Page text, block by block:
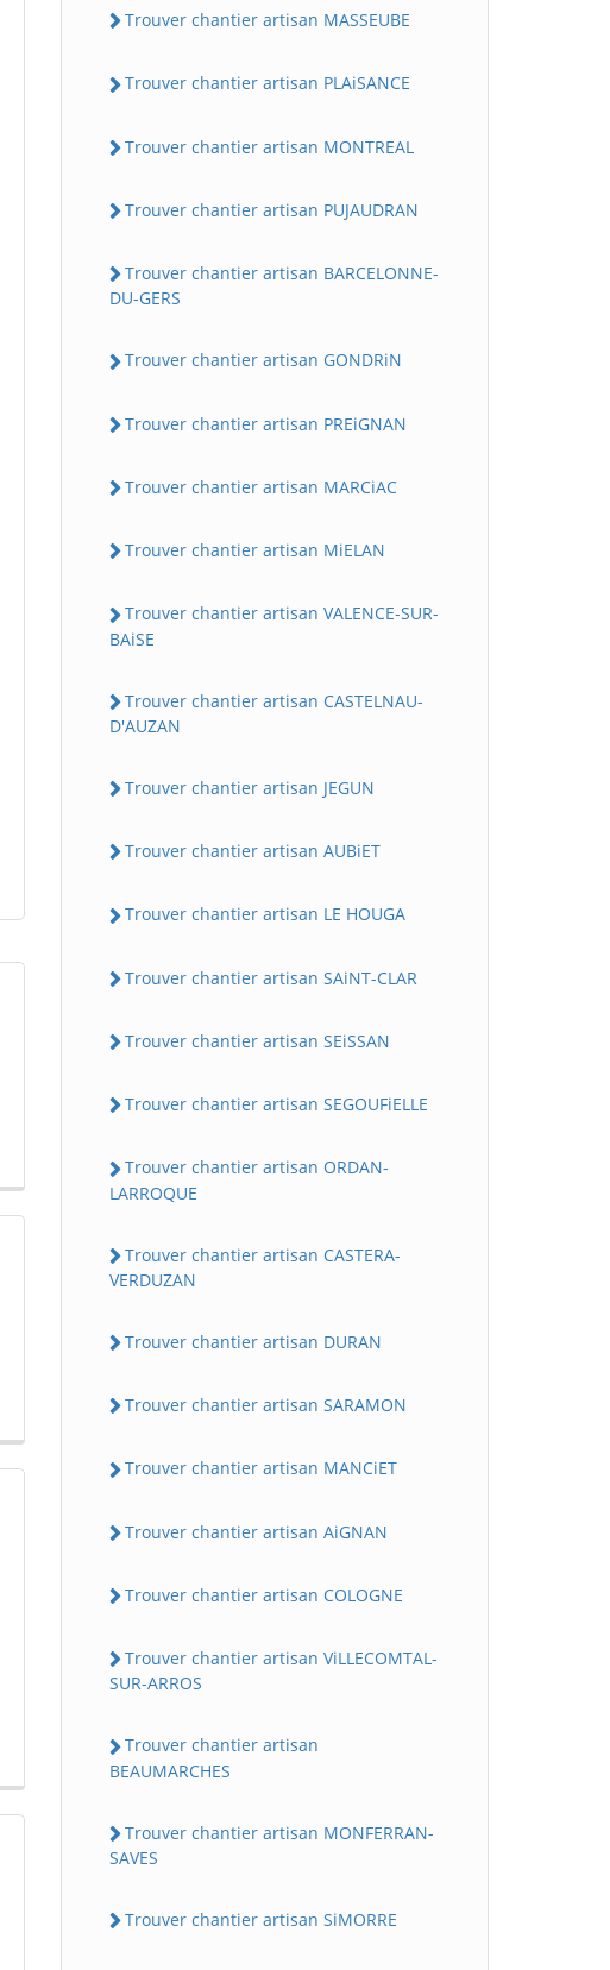
Trouver chantier artisan MASSEUBE
Trouver chantier artisan PLAiSANCE
Trouver chantier artisan MONTREAL
Trouver chantier artisan PUJAUDRAN
Trouver chantier artisan BARCELONNE-
DU-GERS
Trouver chantier artisan GONDRiN
Trouver chantier artisan PREiGNAN
Trouver chantier artisan MARCiAC
Trouver chantier artisan MiELAN
Trouver chantier artisan VALENCE-SUR-
BAiSE
Trouver chantier artisan CASTELNAU-
D'AUZAN
Trouver chantier artisan JEGUN
Trouver chantier artisan AUBiET
Trouver chantier artisan LE HOUGA
Trouver chantier artisan SAiNT-CLAR
Trouver chantier artisan SEiSSAN
Trouver chantier artisan SEGOUFiELLE
Trouver chantier artisan ORDAN-
LARROQUE
Trouver chantier artisan CASTERA-
VERDUZAN
Trouver chantier artisan DURAN
Trouver chantier artisan SARAMON
Trouver chantier artisan MANCiET
Trouver chantier artisan AiGNAN
Trouver chantier artisan COLOGNE
Trouver chantier artisan ViLLECOMTAL-
SUR-ARROS
Trouver chantier artisan
BEAUMARCHES
Trouver chantier artisan MONFERRAN-
SAVES
Trouver chantier artisan SiMORRE